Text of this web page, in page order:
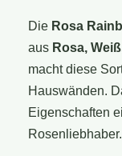
Die Rosa
aus Rosa,
macht diese
Hauswänden.
Eigenschaften
Rosenliebhaber.